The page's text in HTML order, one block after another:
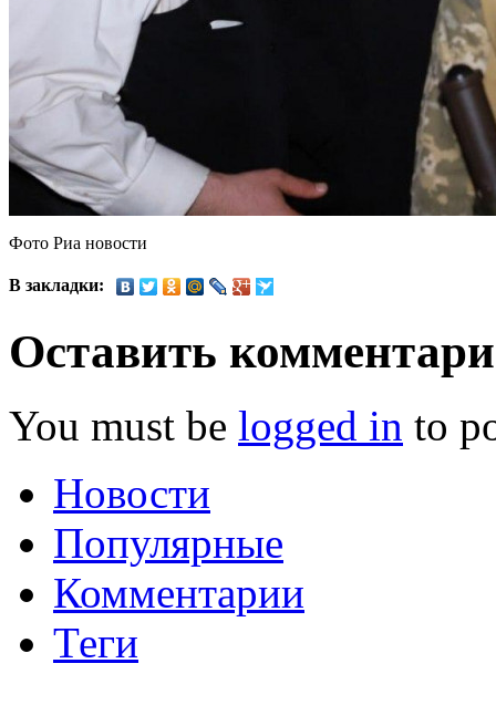
Фото Риа новости
В закладки:
Оставить
You must be logged in to
Новости
Популярные
Комментарии
Теги